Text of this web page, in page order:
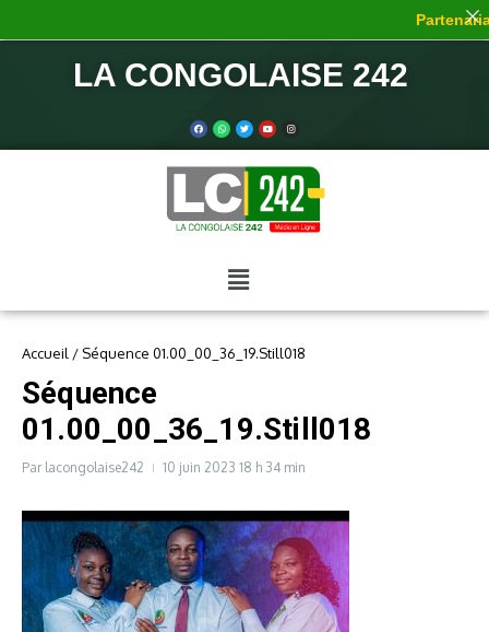
LA CONGOLAISE 242
Accueil / Séquence 01.00_00_36_19.Still018
Séquence
01.00_00_36_19.Still018
Par lacongolaise242 10 juin 2023 18 h 34 min